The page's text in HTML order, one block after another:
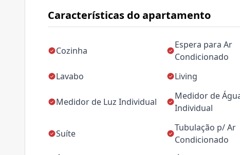
Características do apartamento
Cozinha
Espera para Ar
Condicionado
Lavabo Living
Medidor de Luz Individual
Medidor de
Individual
Suíte
Tubulação p/ Ar
Condicionado